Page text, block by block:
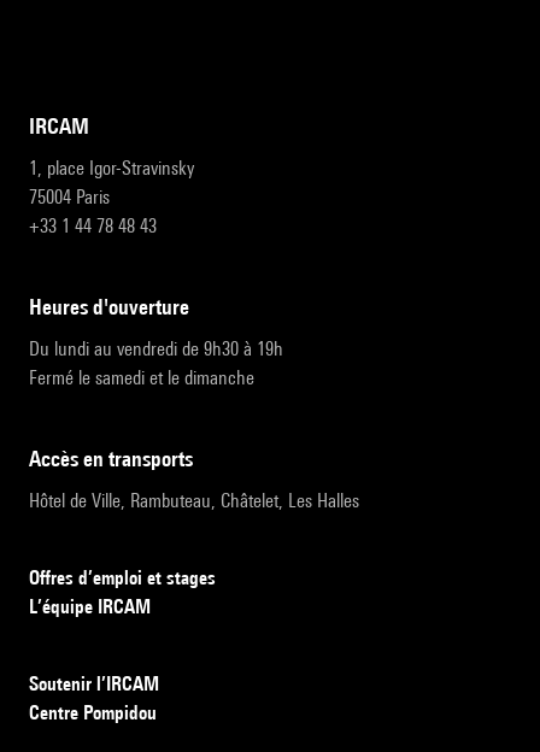
IRCAM
1, place Igor-Stravinsky
75004 Paris
+33 1 44 78 48 43
heures d'ouverture
Du lundi au vendredi de 9h30 à 19h
Fermé le samedi et le dimanche
accès en transports
Hôtel de Ville, Rambuteau, Châtelet, Les Halles
Offres d’emploi et stages
L’équipe IRCAM
Soutenir l’IRCAM
Centre Pompidou